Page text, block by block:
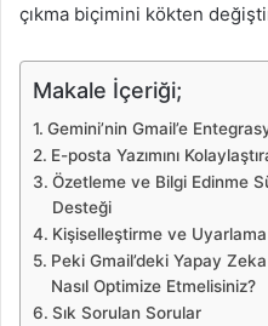
çıkma biçimini kökten
Makale İçeriği;
Gemini’nin Gmail’e
E-posta Yazımını
Özetleme ve Bilgi Edinme
Desteği
Kişiselleştirme ve
Peki Gmail’deki Yapay
Nasıl Optimize Etmelisiniz?
Sık Sorulan Sorular